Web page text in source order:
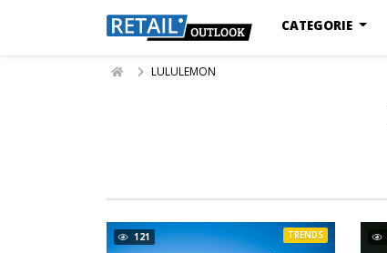
CATEGORIE
LULULEMON
121 TRENDS